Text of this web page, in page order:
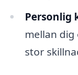
Personlig
mellan
stor